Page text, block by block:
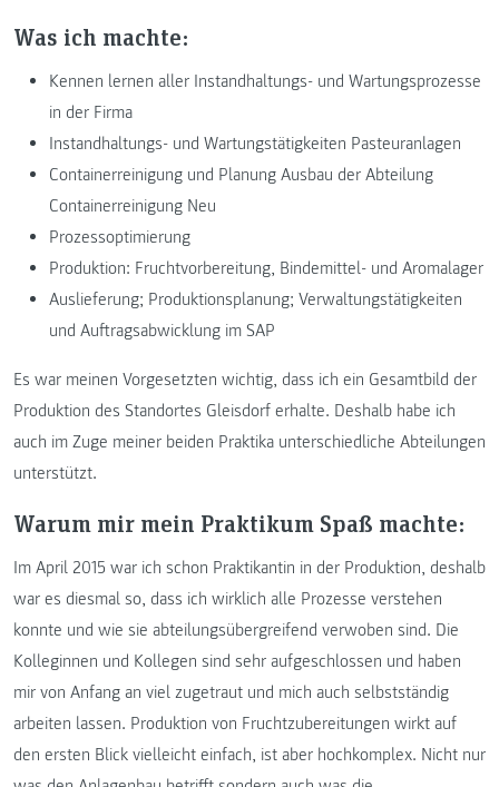
Was ich machte:
Kennen lernen aller Instandhaltungs- und Wartungsprozesse
in der Firma
Instandhaltungs- und Wartungstätigkeiten Pasteuranlagen
Containerreinigung und Planung Ausbau der Abteilung
Containerreinigung Neu
Prozessoptimierung
Produktion: Fruchtvorbereitung, Bindemittel- und Aromalager
Auslieferung; Produktionsplanung; Verwaltungstätigkeiten
und Auftragsabwicklung im SAP
Es war meinen Vorgesetzten wichtig, dass ich ein Gesamtbild der
Produktion des Standortes Gleisdorf erhalte. Deshalb habe ich
auch im Zuge meiner beiden Praktika unterschiedliche Abteilungen
unterstützt.
Warum mir mein Praktikum Spaß machte:
Im April 2015 war ich schon Praktikantin in der Produktion, deshalb
war es diesmal so, dass ich wirklich alle Prozesse verstehen
konnte und wie sie abteilungsübergreifend verwoben sind. Die
Kolleginnen und Kollegen sind sehr aufgeschlossen und haben
mir von Anfang an viel zugetraut und mich auch selbstständig
arbeiten lassen. Produktion von Fruchtzubereitungen wirkt auf
den ersten Blick vielleicht einfach, ist aber hochkomplex. Nicht nur